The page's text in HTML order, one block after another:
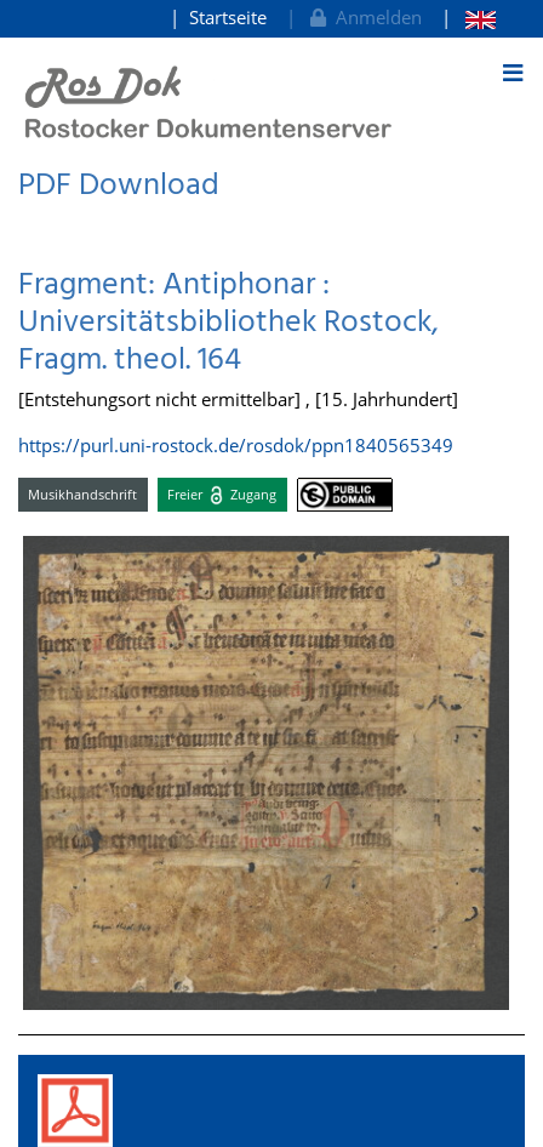
zum Inhalt
Startseite Anmelden
PDF Download
Fragment: Antiphonar :
Universitätsbibliothek Rostock,
Fragm. theol. 164
[Entstehungsort nicht ermittelbar] , [15. Jahrhundert]
https://purl.uni-rostock.de/rosdok/ppn1840565349
Musikhandschrift Freier Zugang